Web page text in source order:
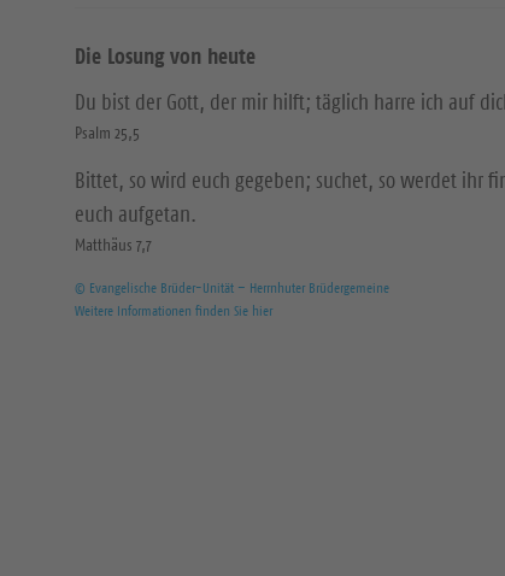
Die Losung von heute
Du bist der Gott, der mir hilft; täglich harre ich auf
Psalm 25,5
Bittet, so wird euch gegeben; suchet, so werdet ihr
euch aufgetan.
Matthäus 7,7
© Evangelische Brüder-Unität – Herrnhuter Brüdergemeine
Weitere Informationen finden Sie hier